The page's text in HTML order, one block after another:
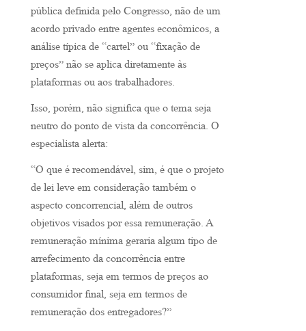
pública definida pelo Congresso, não de um
acordo privado entre agentes econômicos, a
análise típica de “cartel” ou “fixação de
preços” não se aplica diretamente às
plataformas ou aos trabalhadores.
Isso, porém, não significa que o tema seja
neutro do ponto de vista da concorrência. O
especialista alerta:
“O que é recomendável, sim, é que o projeto
de lei leve em consideração também o
aspecto concorrencial, além de outros
objetivos visados por essa remuneração. A
remuneração mínima geraria algum tipo de
arrefecimento da concorrência entre
plataformas, seja em termos de preços ao
consumidor final, seja em termos de
remuneração dos entregadores?”